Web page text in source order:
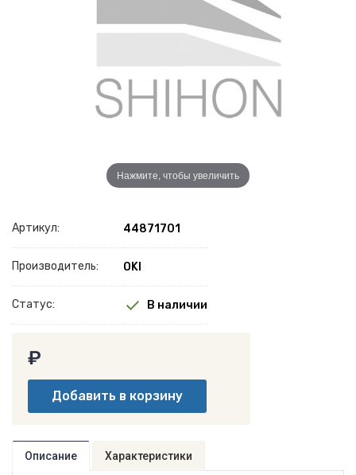
Нажмите, чтобы увеличить
Артикул: 44871701
Производитель: OKI
Статус: В наличии
₽
Описание Характеристики